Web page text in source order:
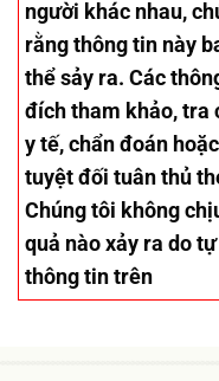
người khác nhau,
rằng thông tin này
thể sảy ra. Các
đích tham khảo, tra
y tế, chẩn đoán
tuyệt đối tuân thủ
Chúng tôi không
quả nào xảy ra do
thông tin trên